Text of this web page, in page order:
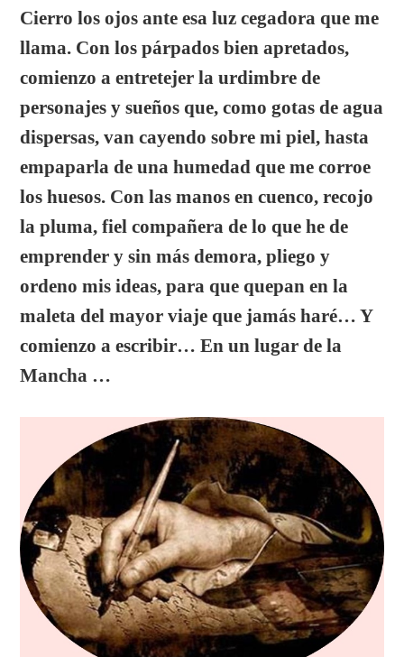
Cierro los ojos ante esa luz cegadora que me
llama. Con los párpados bien apretados,
comienzo a entretejer la urdimbre de
personajes y sueños que, como gotas de agua
dispersas, van cayendo sobre mi piel, hasta
empaparla de una humedad que me corroe
los huesos. Con las manos en cuenco, recojo
la pluma, fiel compañera de lo que he de
emprender y sin más demora, pliego y
ordeno mis ideas, para que quepan en la
maleta del mayor viaje que jamás haré… Y
comienzo a escribir… En un lugar de la
Mancha …